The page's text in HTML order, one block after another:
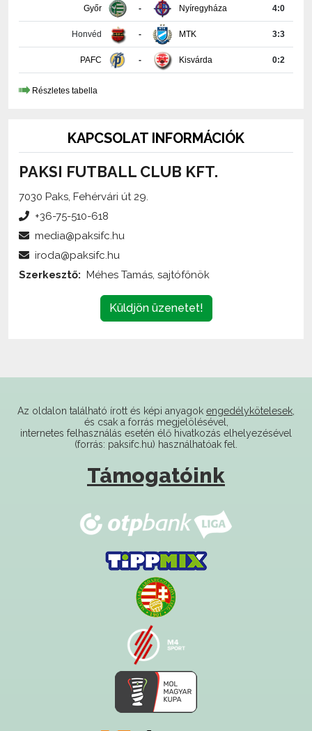
Honvéd MTK 3:3
PAFC Kisvárda 0:2
Részletes tabella
PAKSI FUTBALL CLUB KFT.
7030 Paks, Fehérvári út 29.
Küldjön üzenetet!
internetes felhasználás esetén élő hivatkozás elhelyezésével
(forrás: paksifc.hu) használhatóak fel.
Támogatóink